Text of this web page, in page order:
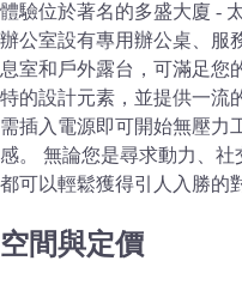
體驗位於著名的多盛大廈 -
辦公室設有專用辦公桌、服
息室和戶外露台，可滿足您
特的設計元素，並提供一流
需插入電源即可開始無壓力
感。 無論您是尋求動力、
都可以輕鬆獲得引人入勝的
空間與定價